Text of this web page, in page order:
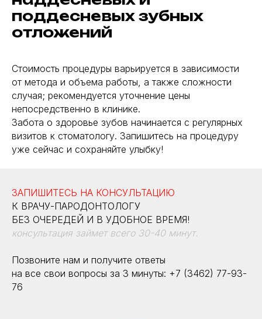
поддесневых зубных
отложений
Стоимость процедуры варьируется в зависимости
от метода и объема работы, а также сложности
случая; рекомендуется уточнение цены
непосредственно в клинике.
Забота о здоровье зубов начинается с регулярных
визитов к стоматологу. Запишитесь на процедуру
уже сейчас и сохраняйте улыбку!
ЗАПИШИТЕСЬ НА КОНСУЛЬТАЦИЮ
К ВРАЧУ-ПАРОДОНТОЛОГУ
БЕЗ ОЧЕРЕДЕЙ И В УДОБНОЕ ВРЕМЯ!
консультация займет всего 30-40 минут.
Позвоните нам и получите ответы
на все свои вопросы за 3 минуты: +7 (3462) 77-93-
76